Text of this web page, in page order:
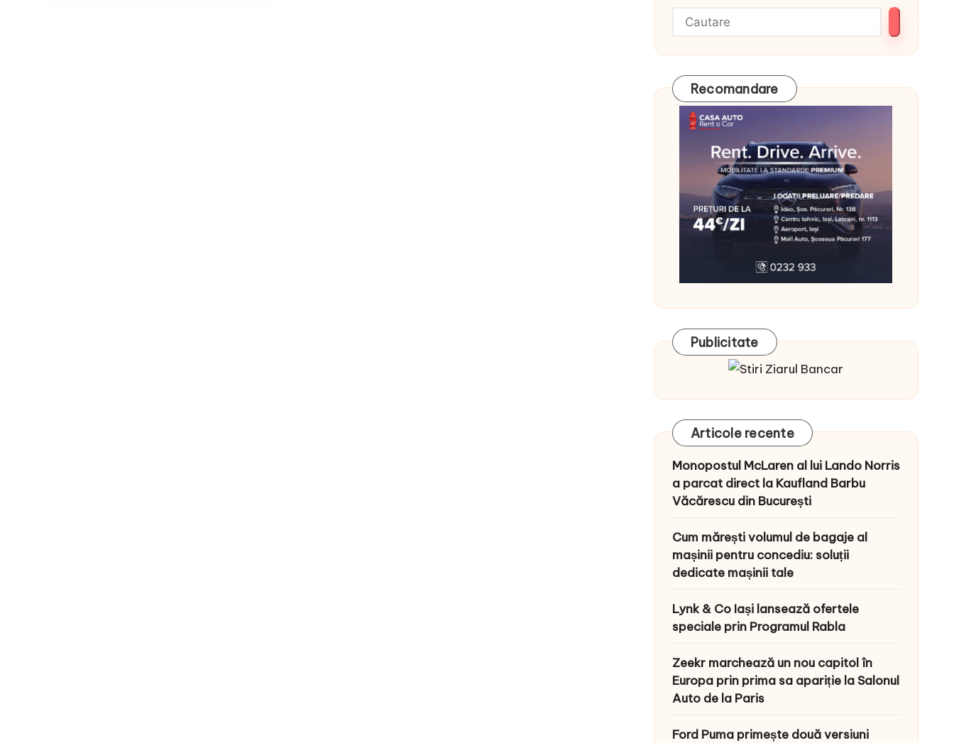
Recomandare
Publicitate
Articole recente
Monopostul McLaren al lui Lando Norris
a parcat direct la Kaufland Barbu
Văcărescu din București
Cum mărești volumul de bagaje al
mașinii pentru concediu: soluții
dedicate mașinii tale
Lynk & Co Iași lansează ofertele
speciale prin Programul Rabla
Zeekr marchează un nou capitol în
Europa prin prima sa apariție la Salonul
Auto de la Paris
Ford Puma primește două versiuni